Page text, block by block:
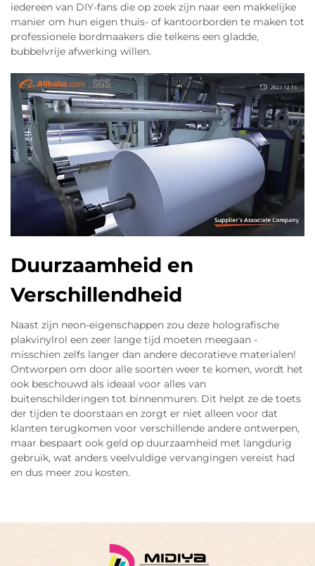
iedereen van DIY-fans die op zoek zijn naar een makkelijke
manier om hun eigen thuis- of kantoorborden te maken tot
professionele bordmaakers die telkens een gladde,
bubbelvrije afwerking willen.
Duurzaamheid en
Verschillendheid
Naast zijn neon-eigenschappen zou deze holografische
plakvinylrol een zeer lange tijd moeten meegaan -
misschien zelfs langer dan andere decoratieve materialen!
Ontworpen om door alle soorten weer te komen, wordt het
ook beschouwd als ideaal voor alles van
buitenschilderingen tot binnenmuren. Dit helpt ze de toets
der tijden te doorstaan en zorgt er niet alleen voor dat
klanten terugkomen voor verschillende andere ontwerpen,
maar bespaart ook geld op duurzaamheid met langdurig
gebruik, wat anders veelvuldige vervangingen vereist had
en dus meer zou kosten.